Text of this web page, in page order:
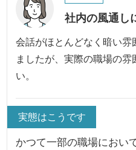
社内の風通し
会話がほとんどなく暗い雰
ましたが、実際の職場の
い。
実態はこうです
かつて一部の職場におい